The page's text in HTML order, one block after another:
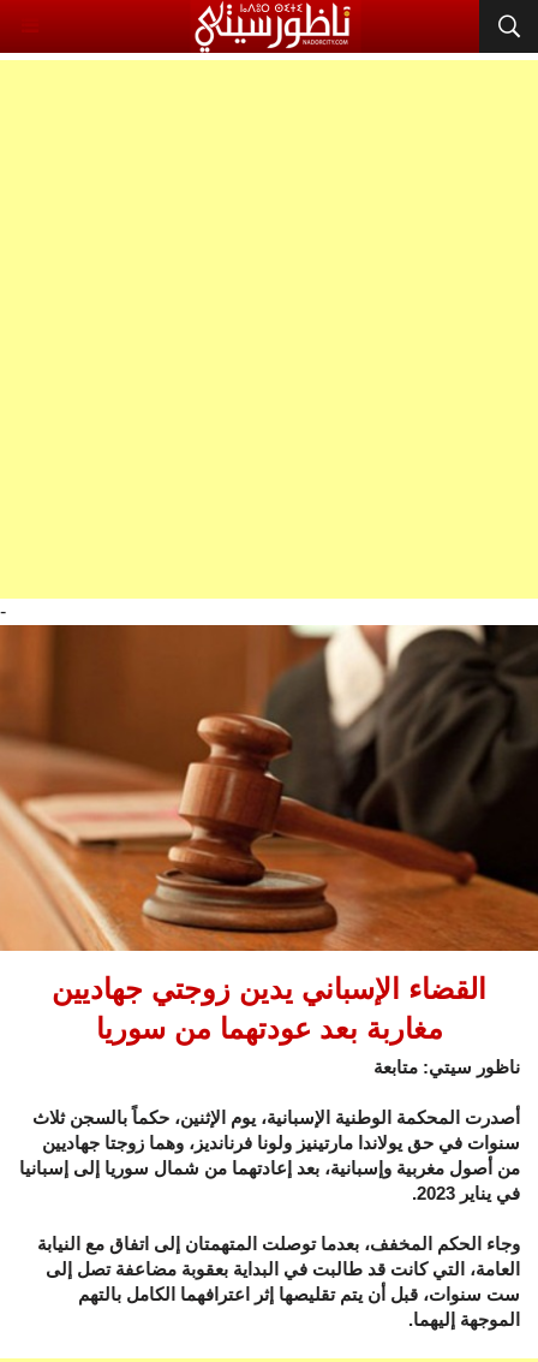
-
القضاء الإسباني يدين زوجتي جهاديين
مغاربة بعد عودتهما من سوريا
ناظور سيتي: متابعة
أصدرت المحكمة الوطنية الإسبانية، يوم الإثنين، حكماً بالسجن ثلاث
سنوات في حق يولاندا مارتينيز ولونا فرنانديز، وهما زوجتا جهاديين
من أصول مغربية وإسبانية، بعد إعادتهما من شمال سوريا إلى إسبانيا
في يناير 2023.
وجاء الحكم المخفف، بعدما توصلت المتهمتان إلى اتفاق مع النيابة
العامة، التي كانت قد طالبت في البداية بعقوبة مضاعفة تصل إلى
ست سنوات، قبل أن يتم تقليصها إثر اعترافهما الكامل بالتهم
الموجهة إليهما.